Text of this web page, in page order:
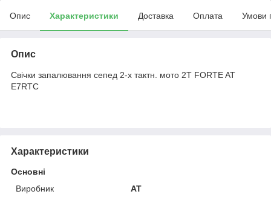
Опис Характеристики Доставка Оплата Умови
Опис
Свічки запалювання сепед 2-х тактн. мото 2Т FORTE AT
E7RTC
Характеристики
Основні
Виробник
AT